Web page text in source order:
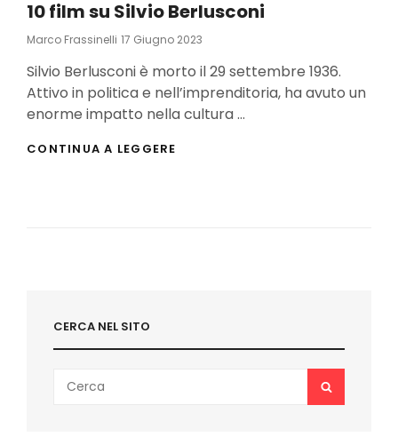
10 film su Silvio Berlusconi
Marco Frassinelli Posted
17 Giugno 2023
Silvio Berlusconi è morto il 29 settembre 1936.
Attivo in politica e nell’imprenditoria, ha avuto un
enorme impatto nella cultura …
CONTINUA A LEGGERE
CERCA NEL SITO
for:
SEARCH